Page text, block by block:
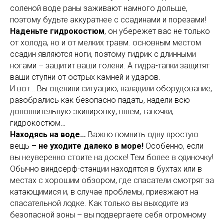
соленой воде раны заживают намного дольше,
поэтому будьте аккуратнее с ссадинами и порезами!
Наденьте гидрокостюм, он убережет вас не только
от холода, но и от мелких травм. основным местом
ссадин являются ноги, поэтому гидрик с длинными
ногами – защитит ваши голени. А гидра-тапки защитят
ваши ступни от острых камней и ударов.
И вот… Вы оценили ситуацию, наладили оборудование,
разобрались как безопасно падать, надели всю
дополнительную экипировку, шлем, тапочки,
гидрокостюм…
Находясь на воде… Важно помнить одну простую
вещь – не уходите далеко в море! Особенно, если
вы неуверенно стоите на доске! Тем более в одиночку!
Обычно виндсерф-станции находятся в бухтах или в
местах с хорошим обзором, где спасатели смотрят за
катающимися и, в случае проблемы, приезжают на
спасательной лодке. Как только вы выходите из
безопасной зоны – вы подвергаете себя огромному